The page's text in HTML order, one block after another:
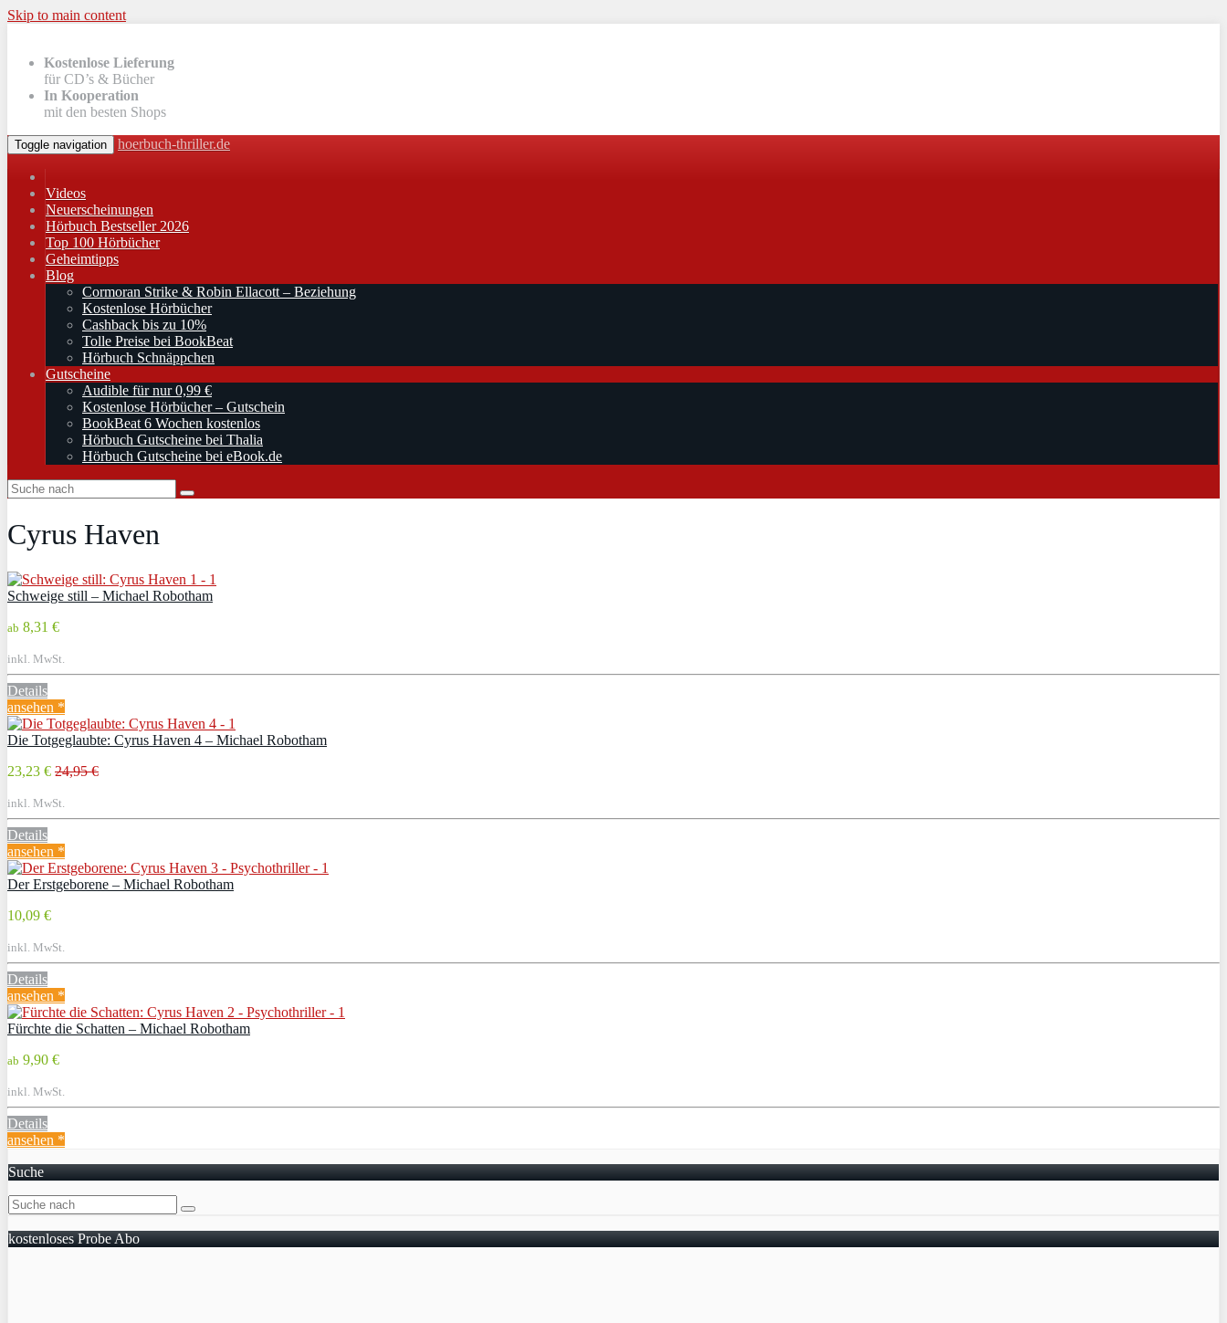
Skip to main content
Kostenlose Lieferung
für CD’s & Bücher
In Kooperation
mit den besten Shops
Toggle navigation hoerbuch-thriller.de
Videos
Neuerscheinungen
Hörbuch Bestseller 2026
Top 100 Hörbücher
Geheimtipps
Blog
Cormoran Strike & Robin Ellacott – Beziehung
Kostenlose Hörbücher
Cashback bis zu 10%
Tolle Preise bei BookBeat
Hörbuch Schnäppchen
Gutscheine
Audible für nur 0,99 €
Kostenlose Hörbücher – Gutschein
BookBeat 6 Wochen kostenlos
Hörbuch Gutscheine bei Thalia
Hörbuch Gutscheine bei eBook.de
Cyrus Haven
Schweige still – Michael Robotham
ab 8,31 €
inkl. MwSt.
Details
ansehen *
Die Totgeglaubte: Cyrus Haven 4 – Michael Robotham
23,23 € 24,95 €
inkl. MwSt.
Details
ansehen *
Der Erstgeborene – Michael Robotham
10,09 €
inkl. MwSt.
Details
ansehen *
Fürchte die Schatten – Michael Robotham
ab 9,90 €
inkl. MwSt.
Details
ansehen *
Suche
kostenloses Probe Abo